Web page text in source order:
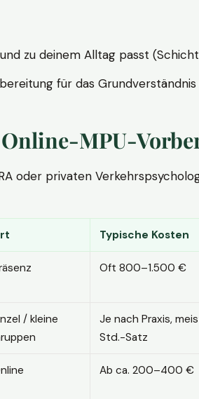
zu deinem Alltag passt
für das
MPU-
oder privaten
Typische Kosten
Oft 800–1.500 €
/ kleine
Je nach Praxis,
Std.-Satz
Ab ca. 200–400 €